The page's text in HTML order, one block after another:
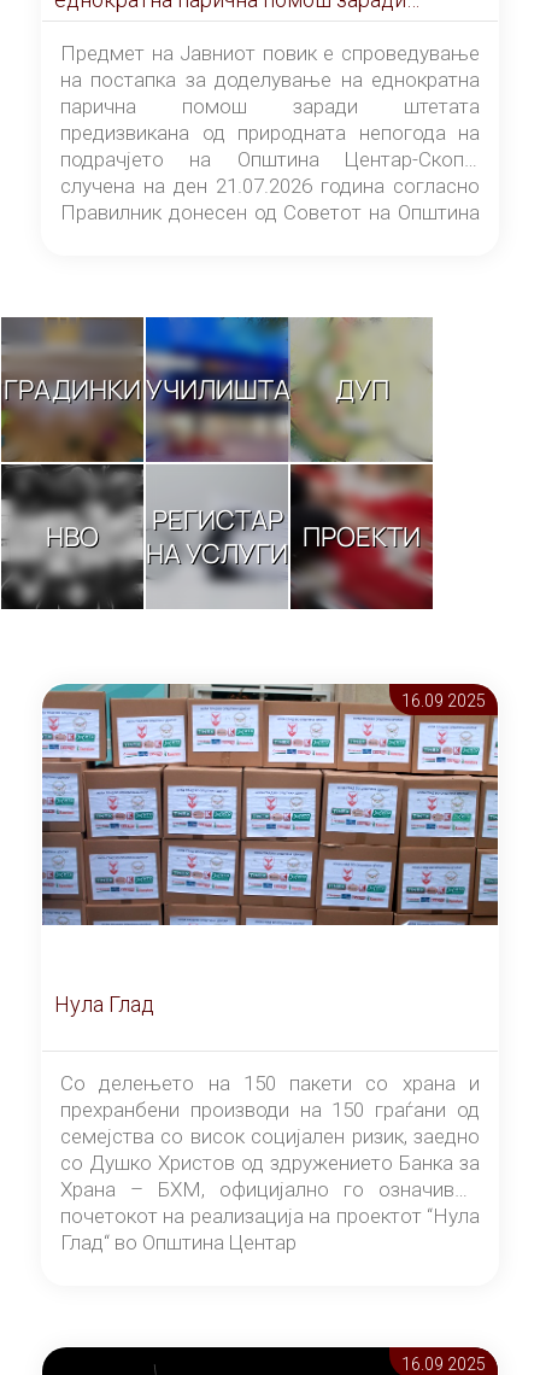
штетата предизвикана од природната
непогода на подрачјето на Општина
Центар-Скопје случена на ден 21.07.2026
година
Предмет на Јавниот повик е спроведување
на постапка за доделување на еднократна
парична помош заради штетата
предизвикана од природната непогода на
подрачјето на Општина Центар-Скопје
случена на ден 21.07.2026 година согласно
Правилник донесен од Советот на Општина
ГРАДИНКИУЧИЛИШТА ДУП
НВО
РЕГИСТАР
НА УСЛУГИ ПРОЕКТИ
16.09 2025
Нула Глад
Со делењето на 150 пакети со храна и
прехранбени производи на 150 граѓани од
семејства со висок социјален ризик, заедно
со Душко Христов од здружението Банка за
Храна – БХМ, официјално го означивме
почетокот на реализација на проектот “Нула
Глад“ во Општина Центар
16.09 2025